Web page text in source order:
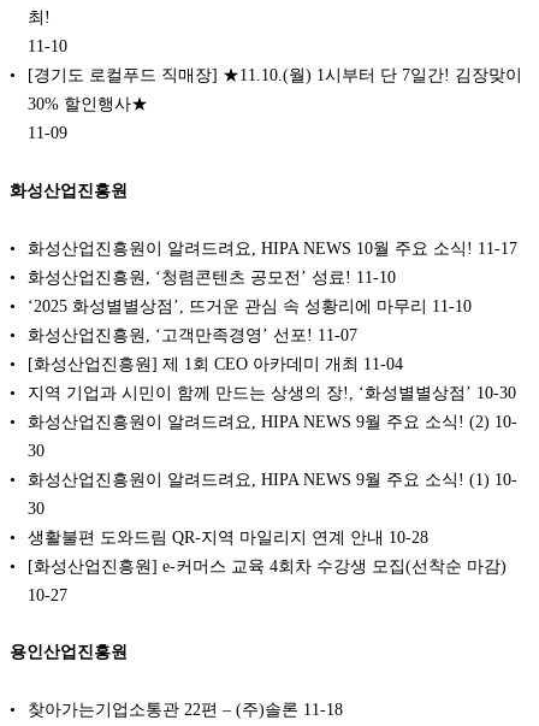
최!
11-10
[경기도 로컬푸드 직매장] ★11.10.(월) 1시부터 단 7일간! 김장맞이
30% 할인행사★
11-09
화성산업진흥원
화성산업진흥원이 알려드려요, HIPA NEWS 10월 주요 소식! 11-17
화성산업진흥원, ‘청렴콘텐츠 공모전’ 성료! 11-10
‘2025 화성별별상점’, 뜨거운 관심 속 성황리에 마무리 11-10
화성산업진흥원, ‘고객만족경영’ 선포! 11-07
[화성산업진흥원] 제 1회 CEO 아카데미 개최 11-04
지역 기업과 시민이 함께 만드는 상생의 장!, ‘화성별별상점’ 10-30
화성산업진흥원이 알려드려요, HIPA NEWS 9월 주요 소식! (2) 10-
30
화성산업진흥원이 알려드려요, HIPA NEWS 9월 주요 소식! (1) 10-
30
생활불편 도와드림 QR-지역 마일리지 연계 안내 10-28
[화성산업진흥원] e-커머스 교육 4회차 수강생 모집(선착순 마감)
10-27
용인산업진흥원
찾아가는기업소통관 22편 – (주)솔론 11-18